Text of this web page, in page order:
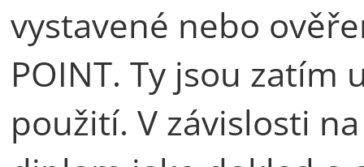
vystavené nebo
POINT. Ty jsou
použití. V závislosti